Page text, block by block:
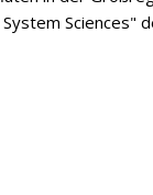
Sciences"